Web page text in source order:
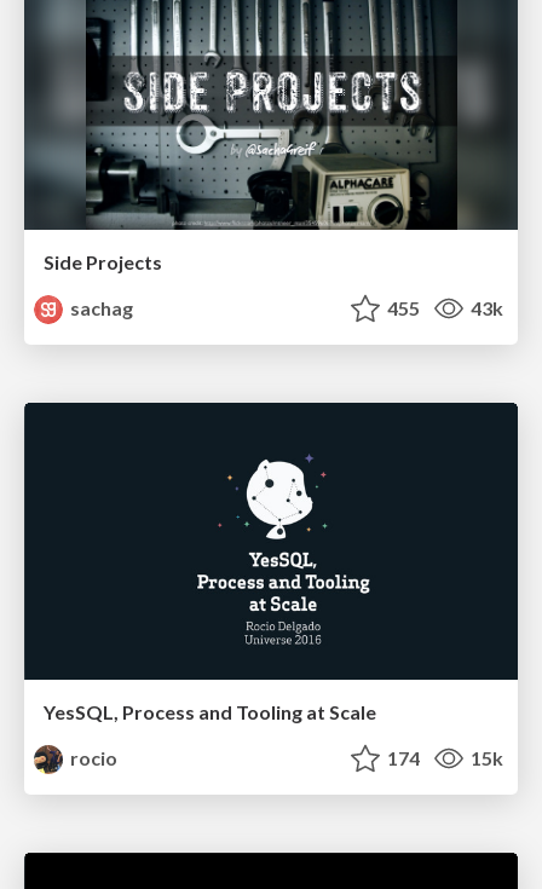
Side Projects
sachag
455 43k
YesSQL, Process and Tooling at Scale
rocio
174 15k